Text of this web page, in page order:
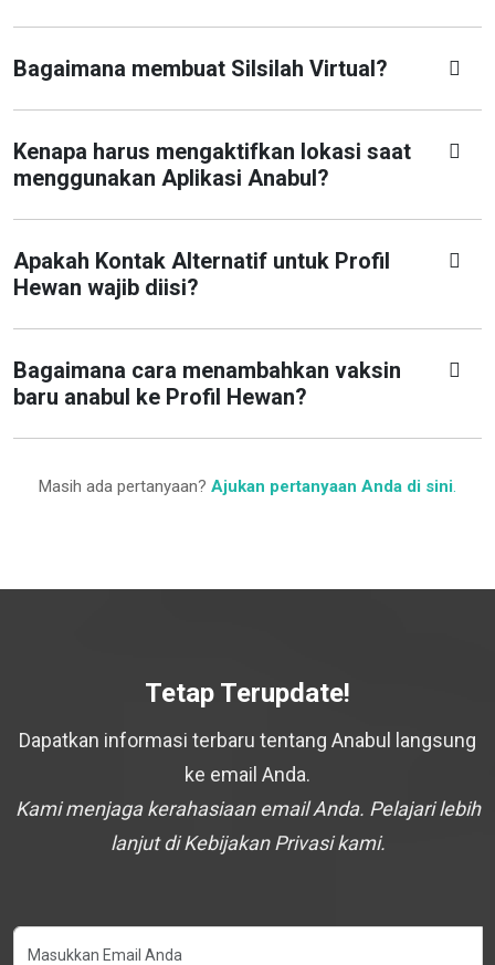
Bagaimana membuat Silsilah Virtual?
Kenapa harus mengaktifkan lokasi saat
menggunakan Aplikasi Anabul?
Apakah Kontak Alternatif untuk Profil
Hewan wajib diisi?
Bagaimana cara menambahkan vaksin
baru anabul ke Profil Hewan?
Masih ada pertanyaan? Ajukan pertanyaan Anda di sini.
Tetap Terupdate!
Dapatkan informasi terbaru tentang Anabul langsung
ke email Anda.
Kami menjaga kerahasiaan email Anda. Pelajari lebih
lanjut di Kebijakan Privasi kami.